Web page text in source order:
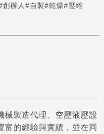
創辦人 #自製#乾燥#壓縮
械製造代理、空壓液壓設
富的經驗與實績，並在同